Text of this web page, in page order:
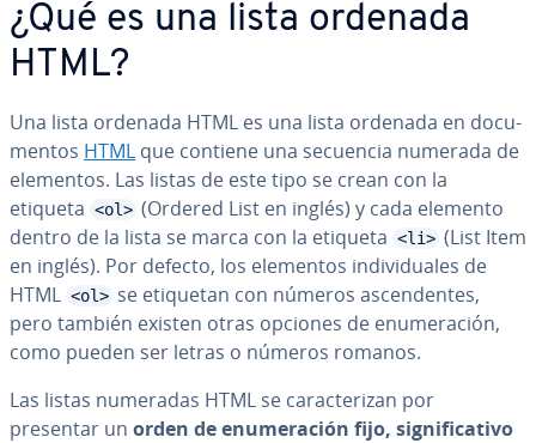
¿Qué es una lista ordenada
HTML?
Una lista ordenada HTML es una lista ordenada en do­cu­
me­n­tos HTML que contiene una secuencia numerada de
elementos. Las listas de este tipo se crean con la
etiqueta <ol> (Ordered List en inglés) y cada elemento
dentro de la lista se marca con la etiqueta <li> (List Item
en inglés). Por defecto, los elementos in­di­vi­dua­les de
HTML <ol> se etiquetan con números as­ce­n­de­n­tes,
pero también existen otras opciones de enu­me­ra­ción,
como pueden ser letras o números romanos.
Las listas numeradas HTML se ca­ra­c­te­ri­zan por
presentar un orden de enu­me­ra­ción fijo, si­g­ni­fi­ca­ti­vo